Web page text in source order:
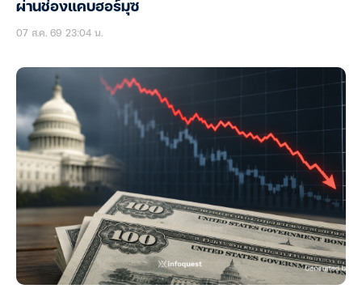
ผ่านช่องแคบฮอร์มุซ
07 ส.ค. 69 23:04 น.